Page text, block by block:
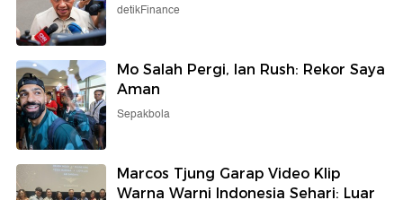
detikFinance
Mo Salah Pergi, Ian Rush: Rekor Saya
Aman
Sepakbola
Marcos Tjung Garap Video Klip
Warna Warni Indonesia Sehari: Luar